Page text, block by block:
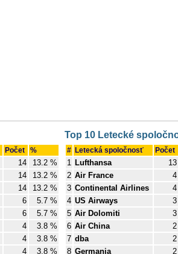
Počet %
14
13.2 %
14
13.2 %
14
13.2 %
6
5.7 %
6
5.7 %
4
3.8 %
4
3.8 %
4
3.8 %
Top 10 Letecké
# Letecká spoločnosť Počet
1 Lufthansa
13
2 Air France
4
3 Continental Airlines
4
4 US Airways
3
5 Air Dolomiti
3
6 Air China
2
7 dba
2
8 Germania 2